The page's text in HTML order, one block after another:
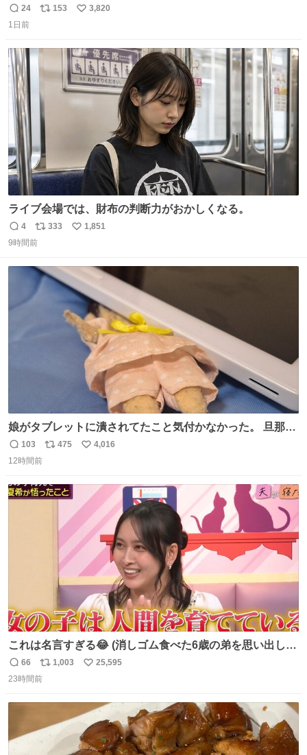
ール価格になってる🖤✨レザーなのが反則級にかわいい。
持ってるだけでコーデが格上げされる。
返
信
24
リ
数
153
い
数
3,820
1日前
ライブ会場では、財布の判断力がおかしくなる。
返
信
4
リ
ポ
ト
数
333
い
数
1,851
9時間前
娘がタブレットに潰されてたこと気付かなかった。 旦那だ
けは娘の波長を感じ取れるから声出せずともSOSが伝わっ
たらしい。 急いで旦那が救出して、泣きじゃくる娘に自分
3回ほど。 小さい手だけど、地味に痛い。 その後、娘は旦
那に泣きついてた。
返
信
103
リ
ト
475
い
4,016
12時間前
これは名言すぎる😂 (消しゴム食べた6歳の弟を思い出しな
がら)
返
信
66
リ
ポ
数
1,003
い
数
25,595
23時間前